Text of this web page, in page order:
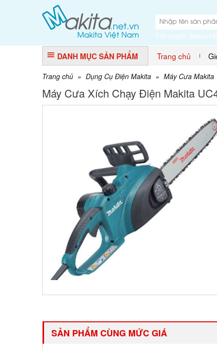
Tìm nhanh: Makita
DANH MỤC SẢN PHẨM Trang chủ
Trang chủ » Dụng Cụ Điện Makita » Máy Cưa Makita
Máy Cưa Xích Chạy Điện Makita
SẢN PHẨM CÙNG MỨC GIÁ